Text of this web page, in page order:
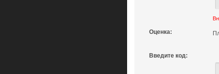
Оценка:
Введите код: